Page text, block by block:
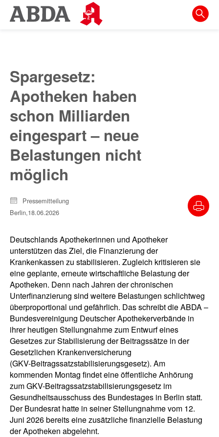
Springe
direkt
zur
Meta-
Navigation
Inhalt
zur
Suche
Spargesetz:
Apotheken haben
schon Milliarden
eingespart – neue
Belastungen nicht
möglich
Pressemitteilung
Berlin,18.06.2026
Deutschlands Apothekerinnen und Apotheker
unterstützen das Ziel, die Finanzierung der
Krankenkassen zu stabilisieren. Zugleich kritisieren sie
eine geplante, erneute wirtschaftliche Belastung der
Apotheken. Denn nach Jahren der chronischen
Unterfinanzierung sind weitere Belastungen schlichtweg
überproportional und gefährlich. Das schreibt die ABDA –
Bundesvereinigung Deutscher Apothekerverbände in
ihrer heutigen Stellungnahme zum Entwurf eines
Gesetzes zur Stabilisierung der Beitragssätze in der
Gesetzlichen Krankenversicherung
(GKV-Beitragssatzstabilisierungsgesetz). Am
kommenden Montag findet eine öffentliche Anhörung
zum GKV-Beitragssatzstabilisierungsgesetz im
Gesundheitsausschuss des Bundestages in Berlin statt.
Der Bundesrat hatte in seiner Stellungnahme vom 12.
Juni 2026 bereits eine zusätzliche finanzielle Belastung
der Apotheken abgelehnt.